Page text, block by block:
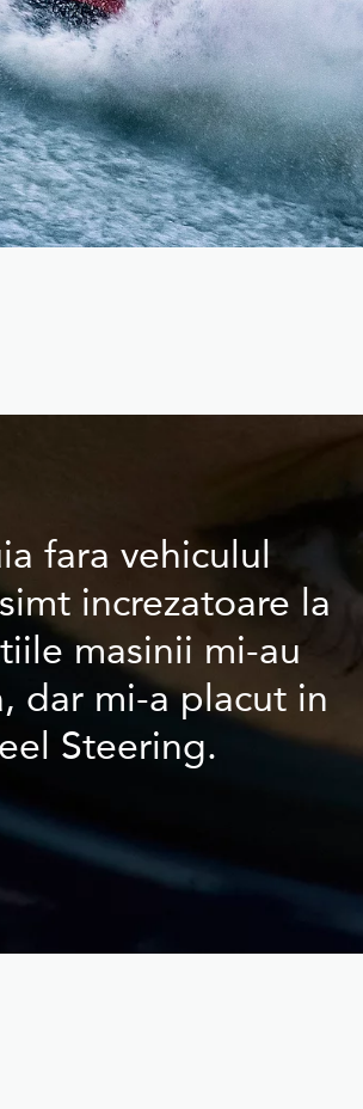
fara vehiculul
increzatoare la
masinii mi-au
dar mi-a placut in
Steering.